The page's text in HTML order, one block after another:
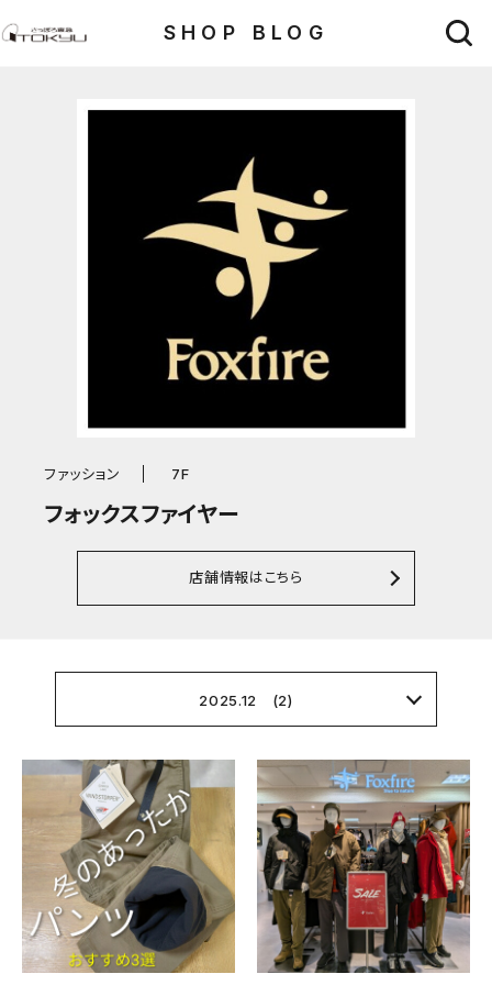
SHOP BLOG
ファッション 7F
フォックスファイヤー
店舗情報はこちら
2025.12 (2)